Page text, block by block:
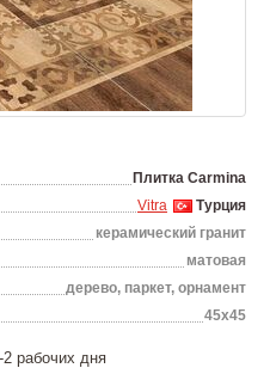
Плитка Carmina
Турция
Vitra
керамический гранит
матовая
дерево, паркет, орнамент
45х45
2 рабочих дня